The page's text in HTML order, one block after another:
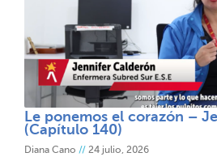
Le ponemos el corazón –
(Capítulo 140)
Diana Cano 24 julio, 2026